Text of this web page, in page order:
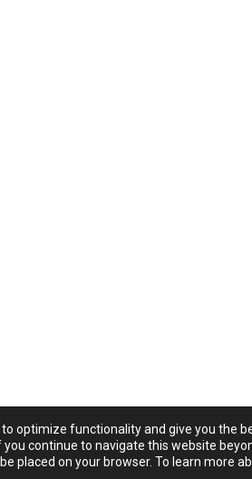
optimize functionality and give you the
you continue to navigate this website
placed on your browser. To learn more